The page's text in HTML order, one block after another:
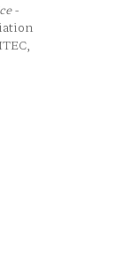
-
,